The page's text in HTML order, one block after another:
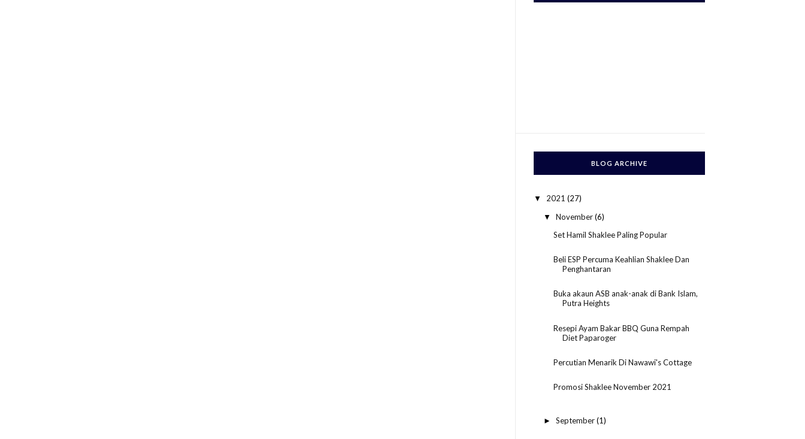
BLOG ARCHIVE
▼ 2021(27)
▼ November(6)
Set Hamil Shaklee Paling Popular
Beli ESP Percuma Keahlian Shaklee Dan
Penghantaran
Buka akaun ASB anak-anak di Bank Islam,
Putra Heights
Resepi Ayam Bakar BBQ Guna Rempah
Diet Paparoger
Percutian Menarik Di Nawawi's Cottage
Promosi Shaklee November 2021
► September(1)